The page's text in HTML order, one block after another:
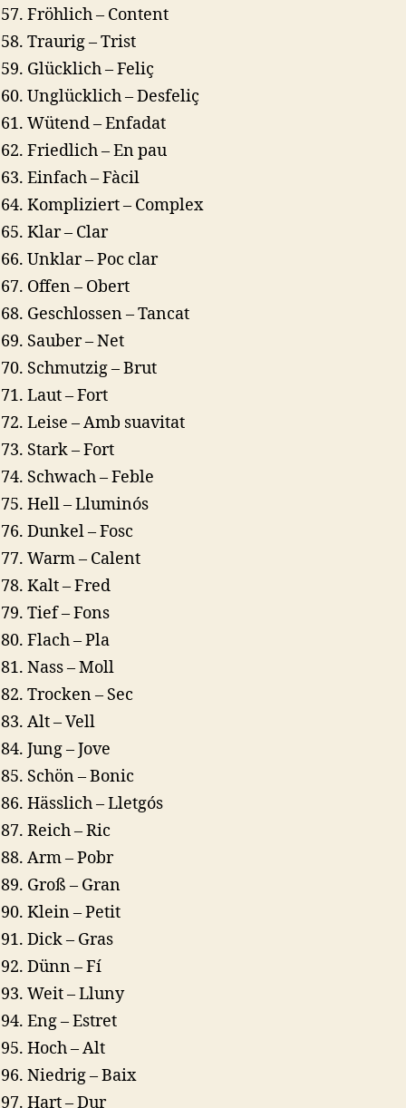
Fröhlich – Content
Traurig – Trist
Glücklich – Feliç
Unglücklich – Desfeliç
Wütend – Enfadat
Friedlich – En pau
Einfach – Fàcil
Kompliziert – Complex
Klar – Clar
Unklar – Poc clar
Offen – Obert
Geschlossen – Tancat
Sauber – Net
Schmutzig – Brut
Laut – Fort
Leise – Amb suavitat
Stark – Fort
Schwach – Feble
Hell – Lluminós
Dunkel – Fosc
Warm – Calent
Kalt – Fred
Tief – Fons
Flach – Pla
Nass – Moll
Trocken – Sec
Alt – Vell
Jung – Jove
Schön – Bonic
Hässlich – Lletgós
Reich – Ric
Arm – Pobr
Groß – Gran
Klein – Petit
Dick – Gras
Dünn – Fí
Weit – Lluny
Eng – Estret
Hoch – Alt
Niedrig – Baix
Hart – Dur